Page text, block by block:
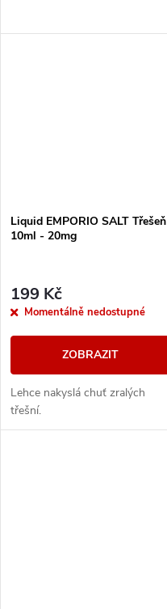
Liquid EMPORIO SALT Třešeň
10ml - 20mg
199 Kč
Momentálně nedostupné
ZOBRAZIT
Lehce nakyslá chuť zralých
třešní.